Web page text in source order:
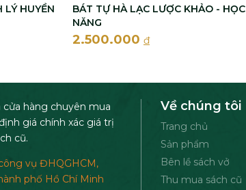
LÝ HUYỀN
BÁT TỰ HÀ LẠC LƯỢC KHẢO - HỌC
NĂNG
2.500.000 đ
cửa hàng chuyên mua
giá chính xác giá trị
cũ.
vụ ĐHQGHCM,
phố Hồ Chí Minh
Về chúng tôi
Trang chủ
Sản phẩm
Bên lề sách vở
Thu mua sách cũ